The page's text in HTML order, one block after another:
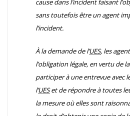
cause dans l’incident faisant
sans toutefois être un agent
l’incident.
À la demande de l’UES, les
l’obligation légale, en vertu de la
participer à une entrevue avec
l’UESet de répondre à toutes
la mesure où elles sont